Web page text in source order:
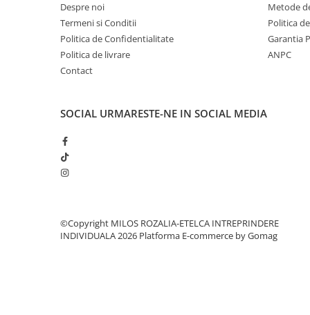
Despre noi
Termeni si Conditii
Politica de Confidentialitate
Politica de livrare
Contact
Metode
Politica
Garantia
ANPC
SOCIAL URMARESTE-NE IN SOCIAL MEDIA
©Copyright MILOS ROZALIA-ETELCA INTREPRINDERE
INDIVIDUALA 2026 Platforma E-commerce by Gomag